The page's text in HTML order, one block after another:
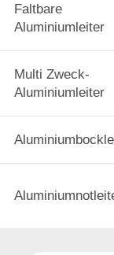
Faltbare
Aluminiumleiter
Multi Zweck-
Aluminiumleiter